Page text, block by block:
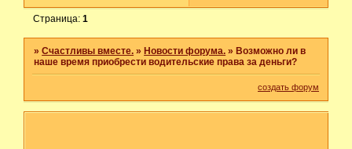
Страница:1
»Счастливы вместе. » Новости форума. » Возможно ли в
наше время приобрести водительские права за деньги?
создать форум